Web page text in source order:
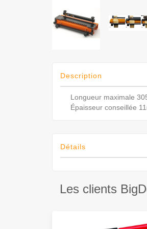
Description
Longueur maximale
Épaisseur conseillée
Détails
Les clients